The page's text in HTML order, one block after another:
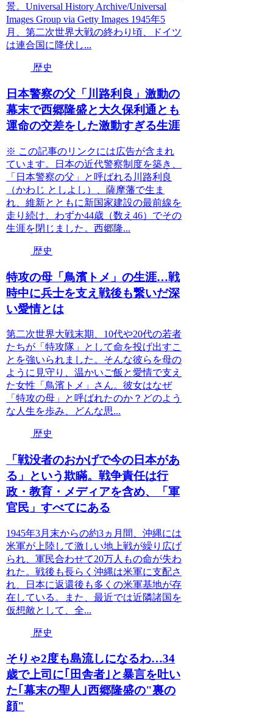
景。Universal History Archive/Universal
Images Group via Getty Images 1945年5
月、第二次世界大戦の終わり頃、ドイツ
は連合国に降伏し...
歴史
日本警察の父「川路利良」激動の
幕末で西郷隆盛と大久保利通とも
運命の交差をした激動すぎる生涯
※ この記事のリンクには広告が含まれ
ています。日本の近代警察制度を築き、
「日本警察の父」と呼ばれる川路利良
（かわじ としよし）、薩摩藩で生ま
れ、維新とともに新国家建設の最前線を
走り続け、わずか44歳（数え46）でその
生涯を閉じました。西郷隆...
歴史
特攻の母「鳥濱トメ」の生涯…戦
時中に兵士を支え戦後も繋いだ深
い愛情とは
第二次世界大戦末期、10代や20代の若者
たちが「特攻隊」として命を投げ出すこ
とを強いられました。そんな彼らを母の
ように見守り、温かいご飯と愛情で支え
た女性「鳥濱トメ」さん。彼女はなぜ
「特攻の母」と呼ばれたのか？どのよう
な人生を歩み、どんな思...
歴史
「戦没者のおかげで今の日本があ
る」という欺瞞。戦争責任は行
政・教育・メディアを含め、「軍
官民」すべてにある
1945年3月末からの約3ヵ月間、沖縄には
米軍が上陸して激しい地上戦が繰り広げ
られ、軍民合わせて20万人もの命が失わ
れた。戦後も長らく沖縄は米軍に支配さ
れ、日本に返還後も多くの米軍基地が存
在している。また、最近では近隣諸国を
仮想敵として、全...
歴史
そりゃ2度も島流しになるわ…34
歳で上司に｢田舎者｣と暴言を吐い
た｢幕末の聖人｣西郷隆盛の"裏の
顔"